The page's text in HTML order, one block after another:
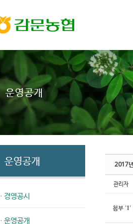
운영공개
운영공개
· 경영공시
· 운영공개
2017
관리자
첨부 '1'